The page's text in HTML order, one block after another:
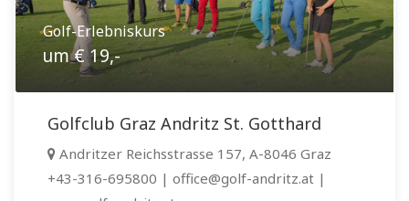
Golf-Erlebniskurs
um € 19,-
Golfclub Graz Andritz St. Gotthard
Andritzer Reichsstrasse 157, A-8046 Graz
+43-316-695800 | office@golf-andritz.at |